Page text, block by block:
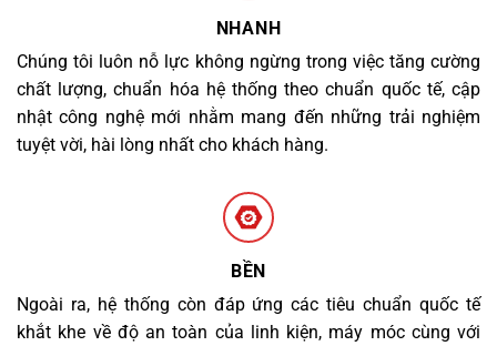
NHANH
Chúng tôi luôn nỗ lực không ngừng trong việc tăng cường
chất lượng, chuẩn hóa hệ thống theo chuẩn quốc tế, cập
nhật công nghệ mới nhằm mang đến những trải nghiệm
tuyệt vời, hài lòng nhất cho khách hàng.
BỀN
Ngoài ra, hệ thống còn đáp ứng các tiêu chuẩn quốc tế
khắt khe về độ an toàn của linh kiện, máy móc cùng với